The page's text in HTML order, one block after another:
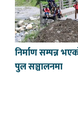
निर्माण सम्पन्न
पुल सञ्चालनमा